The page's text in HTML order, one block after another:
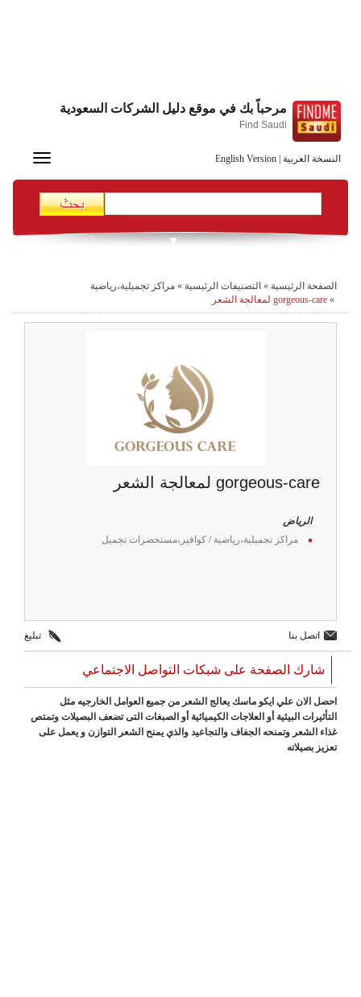
النسخة العربية English Version
مرحباً بك في موقع دليل الشركات السعودية
Find Saudi
Toggle
الصفحة الرئيسية » التصنيفات الرئيسية » مراكز تجميلية،رياضية
» gorgeous-care لمعالجة الشعر
gorgeous-care لمعالجة الشعر
الرياض
مراكز تجميلية،رياضية / كوافير،مستحضرات تجميل
اتصل بنا تبليغ
شارك الصفحة على شبكات التواصل الاجتماعي
احصل الان علي ايكو ماسك يعالج الشعر من جميع العوامل الخارجيه مثل
التأثيرات البيئية أو العلاجات الكيميائية أو الصبغات التى تضعف البصيلات وتمتص
غذاء الشعر وتمنحه الجفاف والتجاعيد والذي يمنح الشعر التوازن و يعمل على
تعزيز بصيلاته